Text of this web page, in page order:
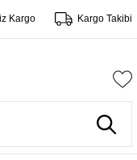
Kargo Kargo Takibi